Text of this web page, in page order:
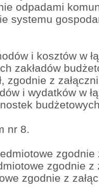
odpadami
systemu
i kosztów w
zakładów
zgodnie z
i wydatków w
nr 8.
zgodnie
zgodnie z
zgodnie z